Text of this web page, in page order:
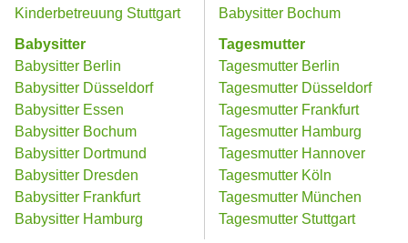
Kinderbetreuung Stuttgart
Babysitter
Babysitter Berlin
Babysitter Düsseldorf
Babysitter Essen
Babysitter Bochum
Babysitter Dortmund
Babysitter Dresden
Babysitter Frankfurt
Babysitter Hamburg
Babysitter Bochum
Tagesmutter
Tagesmutter Berlin
Tagesmutter Düsseldorf
Tagesmutter Frankfurt
Tagesmutter Hamburg
Tagesmutter Hannover
Tagesmutter Köln
Tagesmutter München
Tagesmutter Stuttgart